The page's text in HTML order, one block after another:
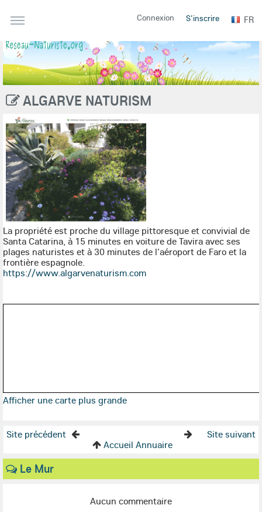
Connexion S'inscrire FR
ALGARVE NATURISM
La propriété est proche du village pittoresque et convivial de
Santa Catarina, à 15 minutes en voiture de Tavira avec ses
plages naturistes et à 30 minutes de l'aéroport de Faro et la
frontière espagnole.
https://www.algarvenaturism.com
Afficher une carte plus grande
Site précédent
Site suivant
Accueil Annuaire
Le Mur
Aucun commentaire